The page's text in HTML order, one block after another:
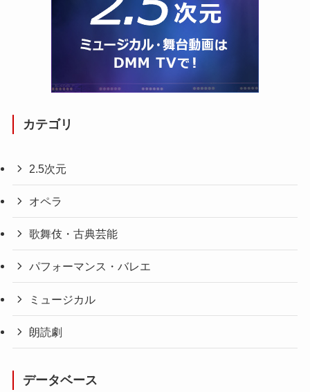
カテゴリ
2.5次元
オペラ
歌舞伎・古典芸能
パフォーマンス・バレエ
ミュージカル
朗読劇
データベース